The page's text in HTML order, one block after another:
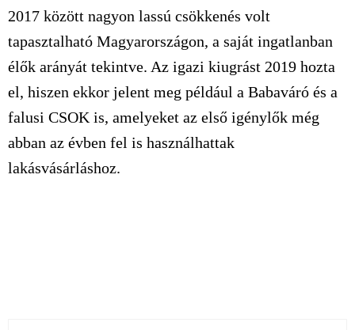
2017 között nagyon lassú csökkenés volt
tapasztalható Magyarországon, a saját ingatlanban
élők arányát tekintve. Az igazi kiugrást 2019 hozta
el, hiszen ekkor jelent meg például a Babaváró és a
falusi CSOK is, amelyeket az első igénylők még
abban az évben fel is használhattak
lakásvásárláshoz.